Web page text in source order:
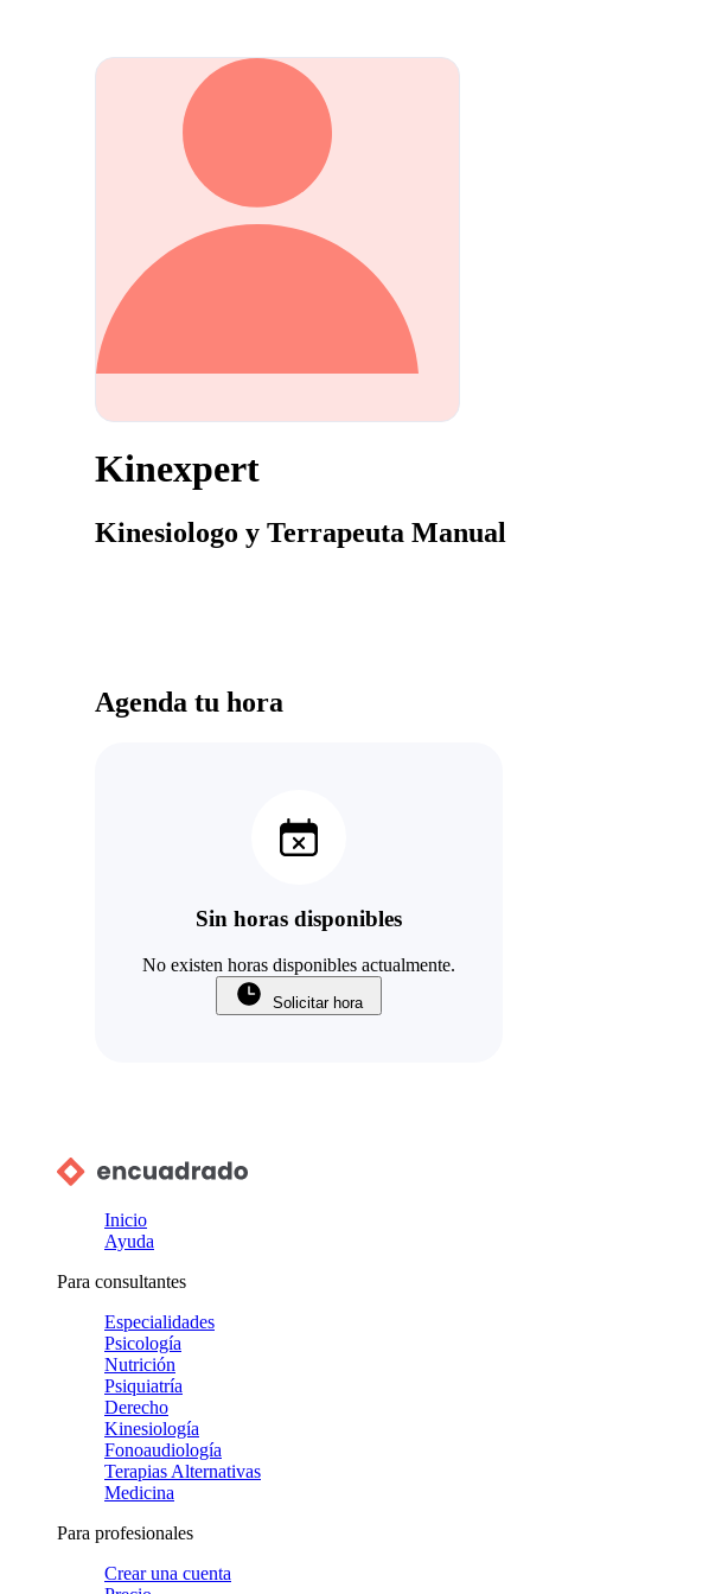
Kinexpert
Kinesiologo y Terrapeuta Manual
Agenda tu hora
Sin horas disponibles
No existen horas disponibles actualmente.
Solicitar hora
Inicio
Ayuda
Para consultantes
Especialidades
Psicología
Nutrición
Psiquiatría
Derecho
Kinesiología
Fonoaudiología
Terapias Alternativas
Medicina
Para profesionales
Crear una cuenta